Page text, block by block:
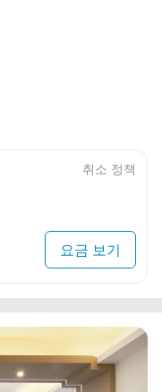
취소 정책
요금 보기